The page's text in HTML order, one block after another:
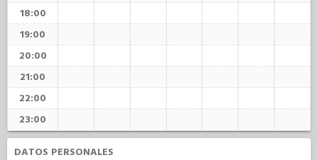
18:00
19:00
20:00
21:00
22:00
23:00
DATOS PERSONALES